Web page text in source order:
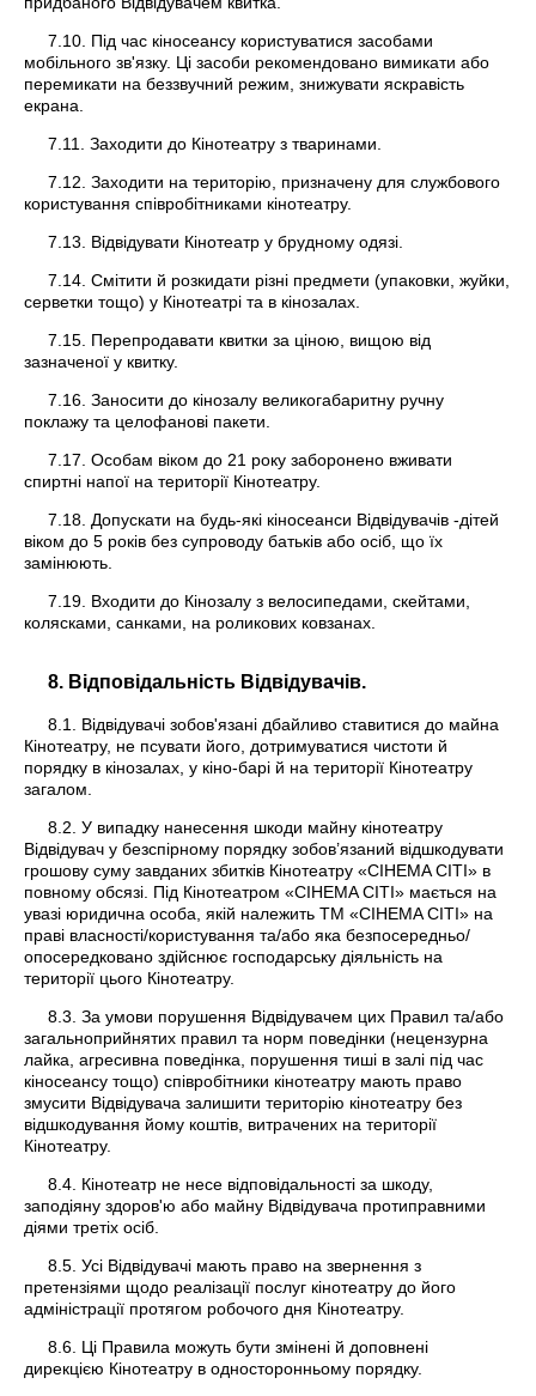
7.10. Під час кіносеансу користуватися засобами
мобільного зв'язку. Ці засоби рекомендовано вимикати або
перемикати на беззвучний режим, знижувати яскравість
екрана.
7.11. Заходити до Кінотеатру з тваринами.
7.12. Заходити на територію, призначену для службового
користування співробітниками кінотеатру.
7.13. Відвідувати Кінотеатр у брудному одязі.
7.14. Смітити й розкидати різні предмети (упаковки, жуйки,
серветки тощо) у Кінотеатрі та в кінозалах.
7.15. Перепродавати квитки за ціною, вищою від
зазначеної у квитку.
7.16. Заносити до кінозалу великогабаритну ручну
поклажу та целофанові пакети.
7.17. Особам віком до 21 року заборонено вживати
спиртні напої на території Кінотеатру.
7.18. Допускати на будь-які кіносеанси Відвідувачів -дітей
віком до 5 років без супроводу батьків або осіб, що їх
замінюють.
7.19. Входити до Кінозалу з велосипедами, скейтами,
колясками, санками, на роликових ковзанах.
8. Відповідальність Відвідувачів.
8.1. Відвідувачі зобов'язані дбайливо ставитися до майна
Кінотеатру, не псувати його, дотримуватися чистоти й
порядку в кінозалах, у кіно-барі й на території Кінотеатру
загалом.
8.2. У випадку нанесення шкоди майну кінотеатру
Відвідувач у безспірному порядку зобов’язаний відшкодувати
грошову суму завданих збитків Кінотеатру «CIНEMA СІТІ» в
повному обсязі. Під Кінотеатром «CIНEMA СІТІ» мається на
увазі юридична особа, якій належить ТМ «CIНEMA СІТІ» на
праві власності/користування та/або яка безпосередньо/
опосередковано здійснює господарську діяльність на
території цього Кінотеатру.
8.3. За умови порушення Відвідувачем цих Правил та/або
загальноприйнятих правил та норм поведінки (нецензурна
лайка, агресивна поведінка, порушення тиші в залі під час
кіносеансу тощо) співробітники кінотеатру мають право
змусити Відвідувача залишити територію кінотеатру без
відшкодування йому коштів, витрачених на території
Кінотеатру.
8.4. Кінотеатр не несе відповідальності за шкоду,
заподіяну здоров'ю або майну Відвідувача протиправними
діями третіх осіб.
8.5. Усі Відвідувачі мають право на звернення з
претензіями щодо реалізації послуг кінотеатру до його
адміністрації протягом робочого дня Кінотеатру.
8.6. Ці Правила можуть бути змінені й доповнені
дирекцією Кінотеатру в односторонньому порядку.